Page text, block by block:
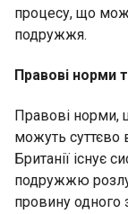
процесу, що
подружжя.
Правові норми
Правові норми,
можуть суттєво
Британії існує
подружжю
провину одного